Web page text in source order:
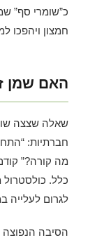
חמצון ויהפכו
האם שמן
שאלה שצצה
מה קורה?”
כלל. כולסטרול
לגרום לעלייה
הסיבה הנפוצה